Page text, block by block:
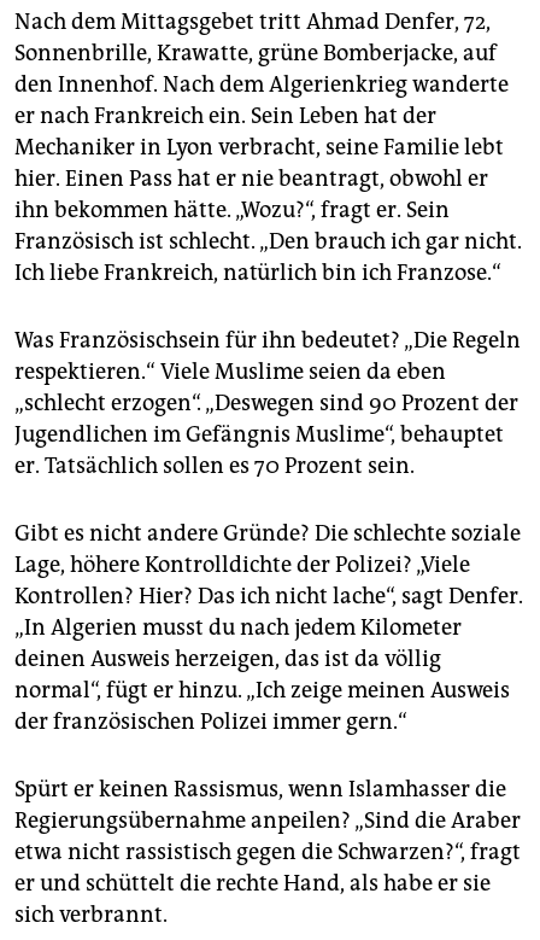
Nach dem Mittagsgebet tritt Ahmad Denfer, 72,
Sonnenbrille, Krawatte, grüne Bomberjacke, auf
den Innenhof. Nach dem Algerienkrieg wanderte
er nach Frankreich ein. Sein Leben hat der
Mechaniker in Lyon verbracht, seine Familie lebt
hier. Einen Pass hat er nie beantragt, obwohl er
ihn bekommen hätte. „Wozu?“, fragt er. Sein
Französisch ist schlecht. „Den brauch ich gar nicht.
Ich liebe Frankreich, natürlich bin ich Franzose.“
Was Französischsein für ihn bedeutet? „Die Regeln
respektieren.“ Viele Muslime seien da eben
„schlecht erzogen“. „Deswegen sind 90 Prozent der
Jugendlichen im Gefängnis Muslime“, behauptet
er. Tatsächlich sollen es 70 Prozent sein.
Gibt es nicht andere Gründe? Die schlechte soziale
Lage, höhere Kontrolldichte der Polizei? „Viele
Kontrollen? Hier? Das ich nicht lache“, sagt Denfer.
„In Algerien musst du nach jedem Kilometer
deinen Ausweis herzeigen, das ist da völlig
normal“, fügt er hinzu. „Ich zeige meinen Ausweis
der französischen Polizei immer gern.“
Spürt er keinen Rassismus, wenn Islamhasser die
Regierungsübernahme anpeilen? „Sind die Araber
etwa nicht rassistisch gegen die Schwarzen?“, fragt
er und schüttelt die rechte Hand, als habe er sie
sich verbrannt.